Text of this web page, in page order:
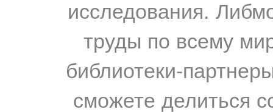
исследования.
труды по всему
библиотеки-
сможете делиться